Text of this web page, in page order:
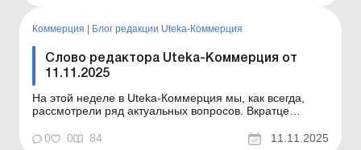
Коммерция | Блог редакции Uteka-Коммерция
Слово редактора Uteka-Коммерция от
11.11.2025
На этой неделе в Uteka-Коммерция мы, как всегда,
рассмотрели ряд актуальных вопросов. Вкратце
коллеги! На этой неделе в Uteka-Коммерция мы
0 0 84 11.11.2025